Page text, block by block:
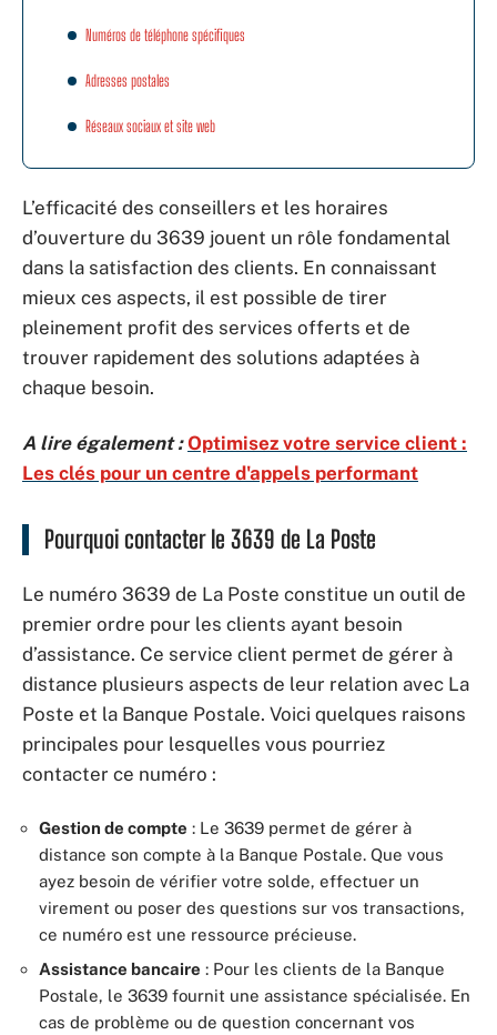
Numéros de téléphone spécifiques
Adresses postales
Réseaux sociaux et site web
L’efficacité des conseillers et les horaires
d’ouverture du 3639 jouent un rôle fondamental
dans la satisfaction des clients. En connaissant
mieux ces aspects, il est possible de tirer
pleinement profit des services offerts et de
trouver rapidement des solutions adaptées à
chaque besoin.
A lire également : Optimisez votre service client :
Les clés pour un centre d'appels performant
Pourquoi contacter le 3639 de La Poste
Le numéro 3639 de La Poste constitue un outil de
premier ordre pour les clients ayant besoin
d’assistance. Ce service client permet de gérer à
distance plusieurs aspects de leur relation avec La
Poste et la Banque Postale. Voici quelques raisons
principales pour lesquelles vous pourriez
contacter ce numéro :
Gestion de compte : Le 3639 permet de gérer à
distance son compte à la Banque Postale. Que vous
ayez besoin de vérifier votre solde, effectuer un
virement ou poser des questions sur vos transactions,
ce numéro est une ressource précieuse.
Assistance bancaire : Pour les clients de la Banque
Postale, le 3639 fournit une assistance spécialisée. En
cas de problème ou de question concernant vos